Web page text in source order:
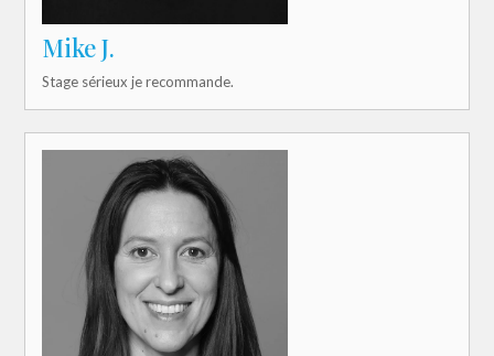
Mike J.
Stage sérieux je recommande.